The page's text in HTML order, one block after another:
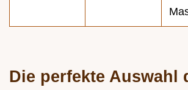
Die perfekte Auswahl